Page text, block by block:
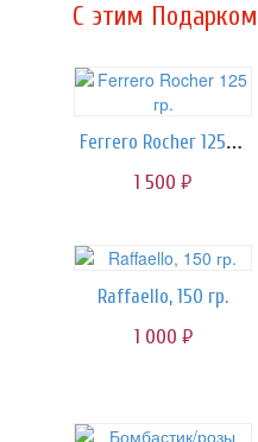
C этим
Ferrero Rocher 125 гр.
1 500 руб.
Raffaello, 150 гр.
1 000 руб.